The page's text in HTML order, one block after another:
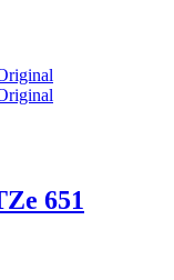
651